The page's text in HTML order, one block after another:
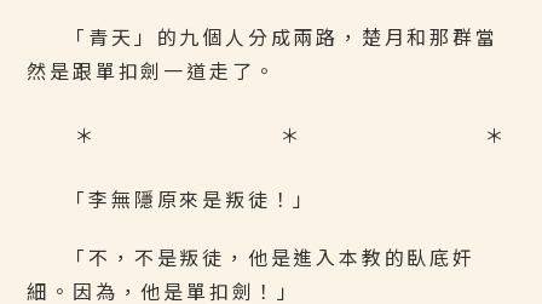
「青天」的九個人分成兩路，楚月和那群當
然是跟單扣劍一道走了。
＊ ＊ ＊
「李無隱原來是叛徒！」
「不，不是叛徒，他是進入本教的臥底奸
細。因為，他是單扣劍！」